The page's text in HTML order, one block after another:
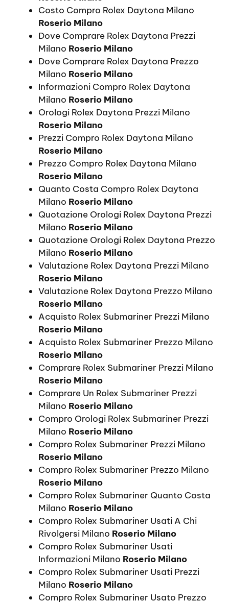
Costo Compro Rolex Daytona Milano
Roserio Milano
Dove Comprare Rolex Daytona Prezzi
Milano Roserio Milano
Dove Comprare Rolex Daytona Prezzo
Milano Roserio Milano
Informazioni Compro Rolex Daytona
Milano Roserio Milano
Orologi Rolex Daytona Prezzi Milano
Roserio Milano
Prezzi Compro Rolex Daytona Milano
Roserio Milano
Prezzo Compro Rolex Daytona Milano
Roserio Milano
Quanto Costa Compro Rolex Daytona
Milano Roserio Milano
Quotazione Orologi Rolex Daytona Prezzi
Milano Roserio Milano
Quotazione Orologi Rolex Daytona Prezzo
Milano Roserio Milano
Valutazione Rolex Daytona Prezzi Milano
Roserio Milano
Valutazione Rolex Daytona Prezzo Milano
Roserio Milano
Acquisto Rolex Submariner Prezzi Milano
Roserio Milano
Acquisto Rolex Submariner Prezzo Milano
Roserio Milano
Comprare Rolex Submariner Prezzi Milano
Roserio Milano
Comprare Un Rolex Submariner Prezzi
Milano Roserio Milano
Compro Orologi Rolex Submariner Prezzi
Milano Roserio Milano
Compro Rolex Submariner Prezzi Milano
Roserio Milano
Compro Rolex Submariner Prezzo Milano
Roserio Milano
Compro Rolex Submariner Quanto Costa
Milano Roserio Milano
Compro Rolex Submariner Usati A Chi
Rivolgersi Milano Roserio Milano
Compro Rolex Submariner Usati
Informazioni Milano Roserio Milano
Compro Rolex Submariner Usati Prezzi
Milano Roserio Milano
Compro Rolex Submariner Usato Prezzo